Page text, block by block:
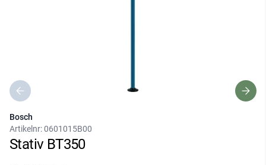
Bosch
Artikelnr:0601015B00
Stativ BT350